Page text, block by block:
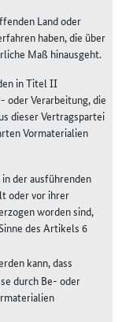
Land oder
haben, die über
Maß hinausgeht.
in Titel II
oder Verarbeitung, die
dieser Vertragspartei
Vormaterialien
der ausführenden
oder vor ihrer
worden sind,
des Artikels 6
kann, dass
durch Be- oder